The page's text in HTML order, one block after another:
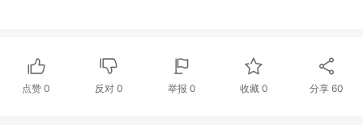
点赞0 反对 0 举报 0 收藏 0 分享60